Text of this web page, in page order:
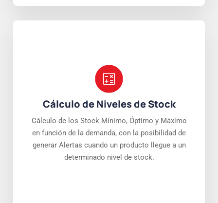
Cálculo de Niveles de Stock
Cálculo de los Stock Mínimo, Óptimo y Máximo
en función de la demanda, con la posibilidad de
generar Alertas cuando un producto llegue a un
determinado nivel de stock.